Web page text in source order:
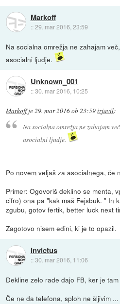
Markoff
::29. mar 2016, 23:59
Na socialna omrežja ne zahajam
asocialni ljudje.
Unknown_001
::30. mar 2016, 10:25
Markoffje 29. mar 2016 ob 23:59izjavil:
Na socialna omrežja ne zahajam
asocialni ljudje.
Po novem veljaš za asocialnega, če
Primer: Ogovoriš deklino se menta,
cifro) ona pa "kak maš Fejsbuk. " In
zgubu, gotov fertik, better luck next
Zagotovo nisem edini, ki je to opazil.
Invictus
::30. mar 2016, 11:06
Dekline zelo rade dajo FB, ker je
Če ne da telefona, sploh ne šljivim ...